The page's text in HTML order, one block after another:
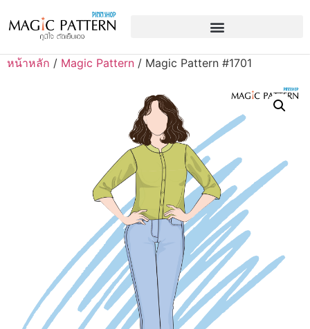
หน้าหลัก / Magic Pattern / Magic Pattern #1701